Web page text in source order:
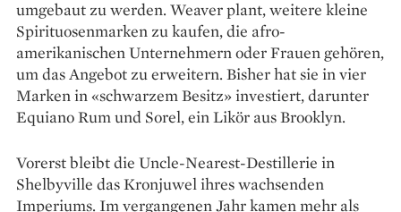
umgebaut zu werden. Weaver plant, ­weitere kleine
Spirituosenmarken zu kaufen, die afro­
amerikanischen Unternehmern oder Frauen gehören,
um das Angebot zu erweitern. Bisher hat sie in vier
Marken in «schwarzem Besitz» ­investiert, darunter
Equiano Rum und Sorel, ein Likör aus Brooklyn.
Vorerst bleibt die Uncle-Nearest-Destillerie in
Shelbyville das Kronjuwel ihres wachsenden
Imperiums. Im vergangenen Jahr kamen mehr als